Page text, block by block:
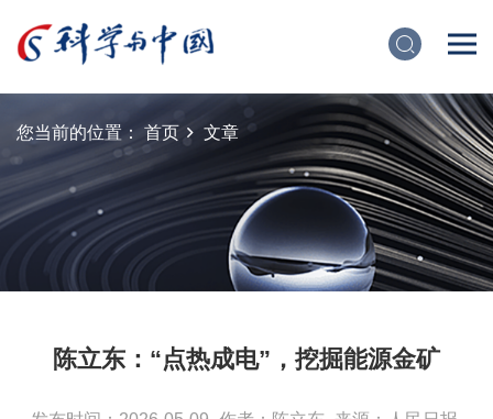
您当前的位置： 首页 文章
陈立东：“点热成电”，挖掘能源金矿